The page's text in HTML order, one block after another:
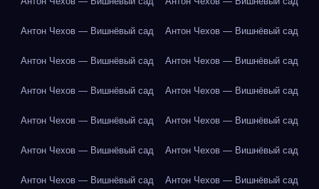
Антон Чехов — Вишнёвый сад Антон Чехов — Вишнёвый сад
Антон Чехов — Вишнёвый сад Антон Чехов — Вишнёвый сад
Антон Чехов — Вишнёвый сад Антон Чехов — Вишнёвый сад
Антон Чехов — Вишнёвый сад Антон Чехов — Вишнёвый сад
Антон Чехов — Вишнёвый сад Антон Чехов — Вишнёвый сад
Антон Чехов — Вишнёвый сад Антон Чехов — Вишнёвый сад